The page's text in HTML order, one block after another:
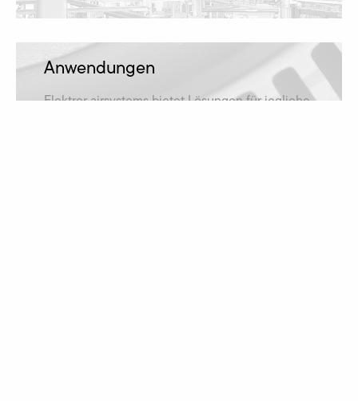
Anwendungen
Elektror airsystems bietet Lösungen für jegliche